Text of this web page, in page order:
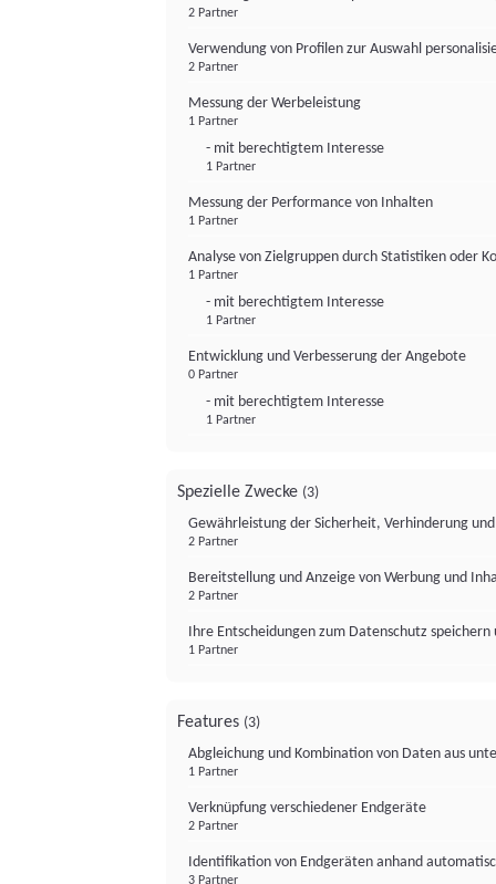
2 Partner
Verwendung von Profilen zur Auswahl
2 Partner
Messung der Werbeleistung
1 Partner
- mit berechtigtem Interesse
1 Partner
Messung der Performance von Inhalten
1 Partner
Analyse von Zielgruppen durch Statistiken oder
1 Partner
- mit berechtigtem Interesse
1 Partner
Entwicklung und Verbesserung der Angebote
0 Partner
- mit berechtigtem Interesse
1 Partner
Spezielle Zwecke (3)
Gewährleistung der Sicherheit, Verhinderung
2 Partner
Bereitstellung und Anzeige von Werbung und
2 Partner
Ihre Entscheidungen zum Datenschutz
1 Partner
Features (3)
Abgleichung und Kombination von Daten aus
1 Partner
Verknüpfung verschiedener Endgeräte
2 Partner
Identifikation von Endgeräten anhand
3 Partner